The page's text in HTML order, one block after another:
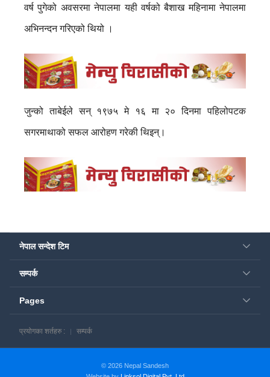
वर्ष पुगेको अवसरमा नेपालमा यही वर्षको बैशाख महिनामा नेपालमा
अभिनन्दन गरिएको थियो ।
जुन्को ताबेईले सन् १९७५ मे १६ मा २० दिनमा पहिलोपटक
सगरमाथाको सफल आरोहण गरेकी थिइन्।
नेपाल सन्देश टिम
सम्पर्क
Pages
प्रयोगका शर्तहरु : सम्पर्क
© 2026 Nepal Sandesh